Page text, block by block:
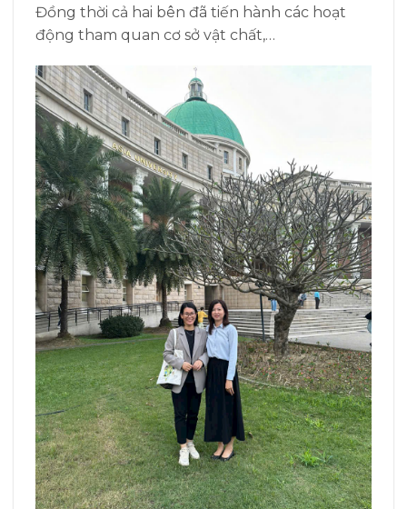
Đồng thời cả hai bên đã tiến hành các hoạt
động tham quan cơ sở vật chất,…